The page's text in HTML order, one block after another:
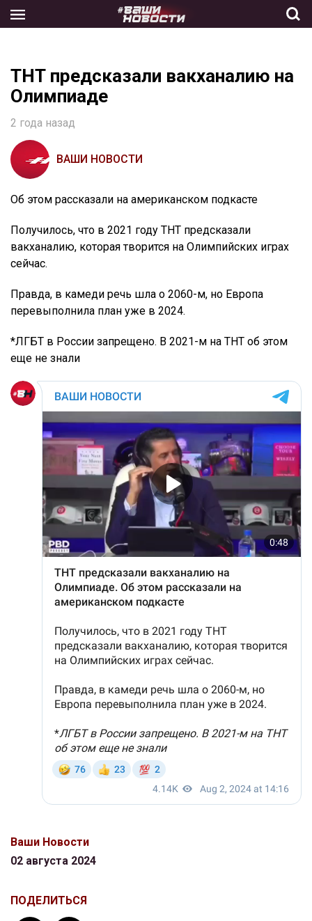
the
ТНТ предсказали вакханалию на
Олимпиаде
2 года назад
ВАШИ НОВОСТИ
Об этом рассказали на американском подкасте
Получилось, что в 2021 году ТНТ предсказали
вакханалию, которая творится на Олимпийских играх
сейчас.
Правда, в камеди речь шла о 2060-м, но Европа
перевыполнила план уже в 2024.
*ЛГБТ в России запрещено. В 2021-м на ТНТ об этом
еще не знали
Ваши Новости
02 августа 2024
ПОДЕЛИТЬСЯ